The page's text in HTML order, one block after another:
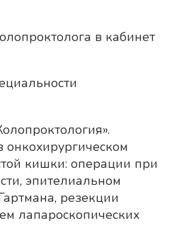
в кабинет
кишки: операции при
эпителиальном
резекции
лапароскопических